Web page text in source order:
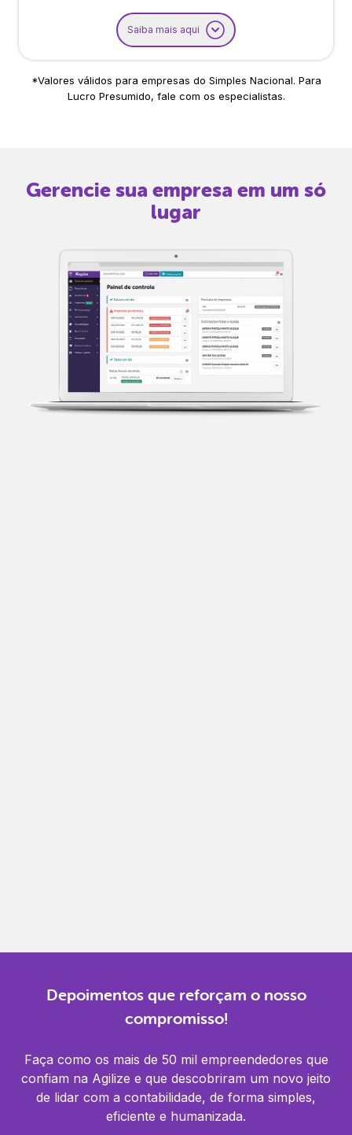
Saiba mais aqui
*Valores válidos para empresas do Simples Nacional. Para
Lucro Presumido, fale com os especialistas.
Gerencie sua empresa em um só
lugar
Depoimentos que reforçam o nosso
compromisso!
Faça como os mais de 50 mil empreendedores que
confiam na Agilize e que descobriram um novo jeito
de lidar com a contabilidade, de forma simples,
eficiente e humanizada.